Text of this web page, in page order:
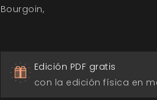
Bourgoin
Edición PDF gratis
con la edición física en